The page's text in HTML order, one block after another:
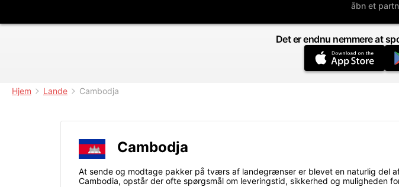
åbn et
Det er endnu nemmere at
Hjem Lande Cambodja
Cambodja
At sende og modtage pakker på tværs af landegrænser er blevet en naturlig del
Cambodia, opstår der ofte spørgsmål om leveringstid, sikkerhed og muligheden